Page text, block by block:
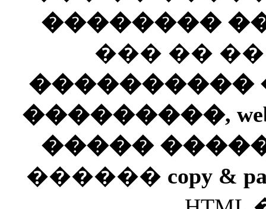
��������
��� ��
����������
���������,
�����
������ copy &